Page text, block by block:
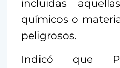
incluidas
químicos o
peligrosos.
Indicó que